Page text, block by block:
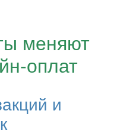
меняют
оплат
и